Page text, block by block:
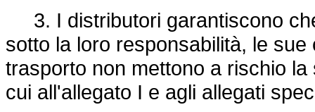
3. I distributori garantiscono
sotto la loro responsabilità, le
trasporto non mettono a rischio
cui all'allegato I e agli allegati